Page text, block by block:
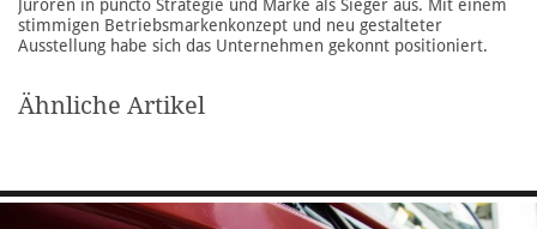
Juroren in puncto Strategie und Marke als Sieger aus. Mit einem
stimmigen Betriebsmarkenkonzept und neu gestalteter
Ausstellung habe sich das Unternehmen gekonnt positioniert.
Ähnliche Artikel